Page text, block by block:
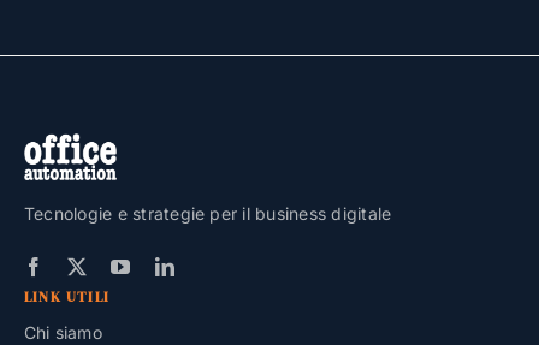
Tecnologie e strategie per il business digitale
LINK UTILI
Chi siamo